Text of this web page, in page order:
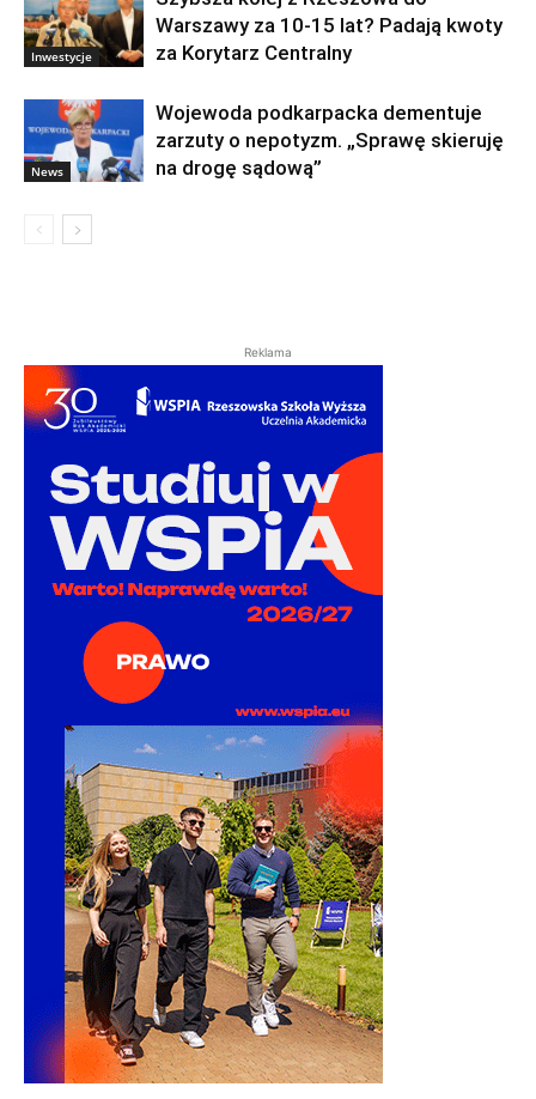
Inwestycje
Warszawy za 10-15 lat? Padają kwoty
za Korytarz Centralny
News
Wojewoda podkarpacka dementuje
zarzuty o nepotyzm. „Sprawę skieruję
na drogę sądową”
Reklama